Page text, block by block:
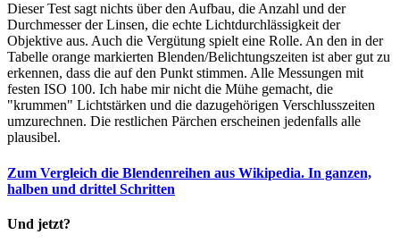
Dieser Test sagt nichts über den Aufbau, die Anzahl und der
Durchmesser der Linsen, die echte Lichtdurchlässigkeit der
Objektive aus. Auch die Vergütung spielt eine Rolle. An den in der
Tabelle orange markierten Blenden/Belichtungszeiten ist aber gut zu
erkennen, dass die auf den Punkt stimmen. Alle Messungen mit
festen ISO 100. Ich habe mir nicht die Mühe gemacht, die
"krummen" Lichtstärken und die dazugehörigen Verschlusszeiten
umzurechnen. Die restlichen Pärchen erscheinen jedenfalls alle
plausibel.
Zum Vergleich die Blendenreihen aus Wikipedia. In ganzen,
halben und drittel Schritten
Und jetzt?